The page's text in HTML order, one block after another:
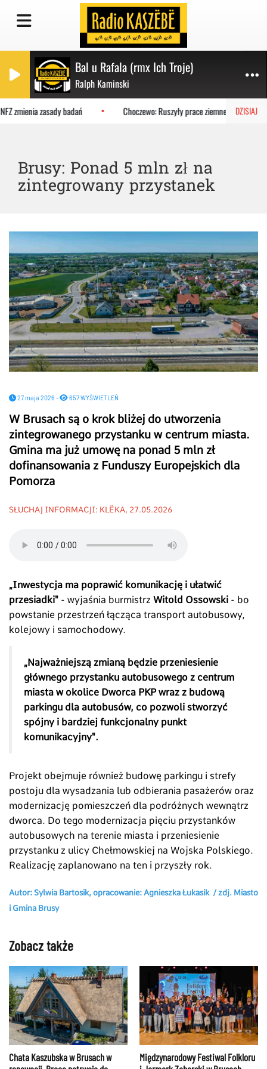
Bal u Rafala (rmx Ich Troje)
Ralph Kaminski
DZISIAJ
zmienia zasady badań Choczewo: Ruszyły prace ziemne na łączniku
Brusy: Ponad 5 mln zł na
zintegrowany przystanek
27 maja 2026 - 657 WYŚWIETLEŃ
W Brusach są o krok bliżej do utworzenia
zintegrowanego przystanku w centrum miasta.
Gmina ma już umowę na ponad 5 mln zł
dofinansowania z Funduszy Europejskich dla
Pomorza
SŁUCHAJ INFORMACJI: KLËKA, 27.05.2026
„Inwestycja ma poprawić komunikację i ułatwić
przesiadki" - wyjaśnia burmistrz Witold Ossowski - bo
powstanie przestrzeń łącząca transport autobusowy,
kolejowy i samochodowy.
„Najważniejszą zmianą będzie przeniesienie
głównego przystanku autobusowego z centrum
miasta w okolice Dworca PKP wraz z budową
parkingu dla autobusów, co pozwoli stworzyć
spójny i bardziej funkcjonalny punkt
komunikacyjny".
Projekt obejmuje również budowę parkingu i strefy
postoju dla wysadzania lub odbierania pasażerów oraz
modernizację pomieszczeń dla podróżnych wewnątrz
dworca. Do tego modernizacja pięciu przystanków
autobusowych na terenie miasta i przeniesienie
przystanku z ulicy Chełmowskiej na Wojska Polskiego.
Realizację zaplanowano na ten i przyszły rok.
Autor: Sylwia Bartosik, opracowanie: Agnieszka Łukasik / zdj. Miasto
i Gmina Brusy
Zobacz także
Chata Kaszubska w Brusach w
Międzynarodowy Festiwal Folkloru